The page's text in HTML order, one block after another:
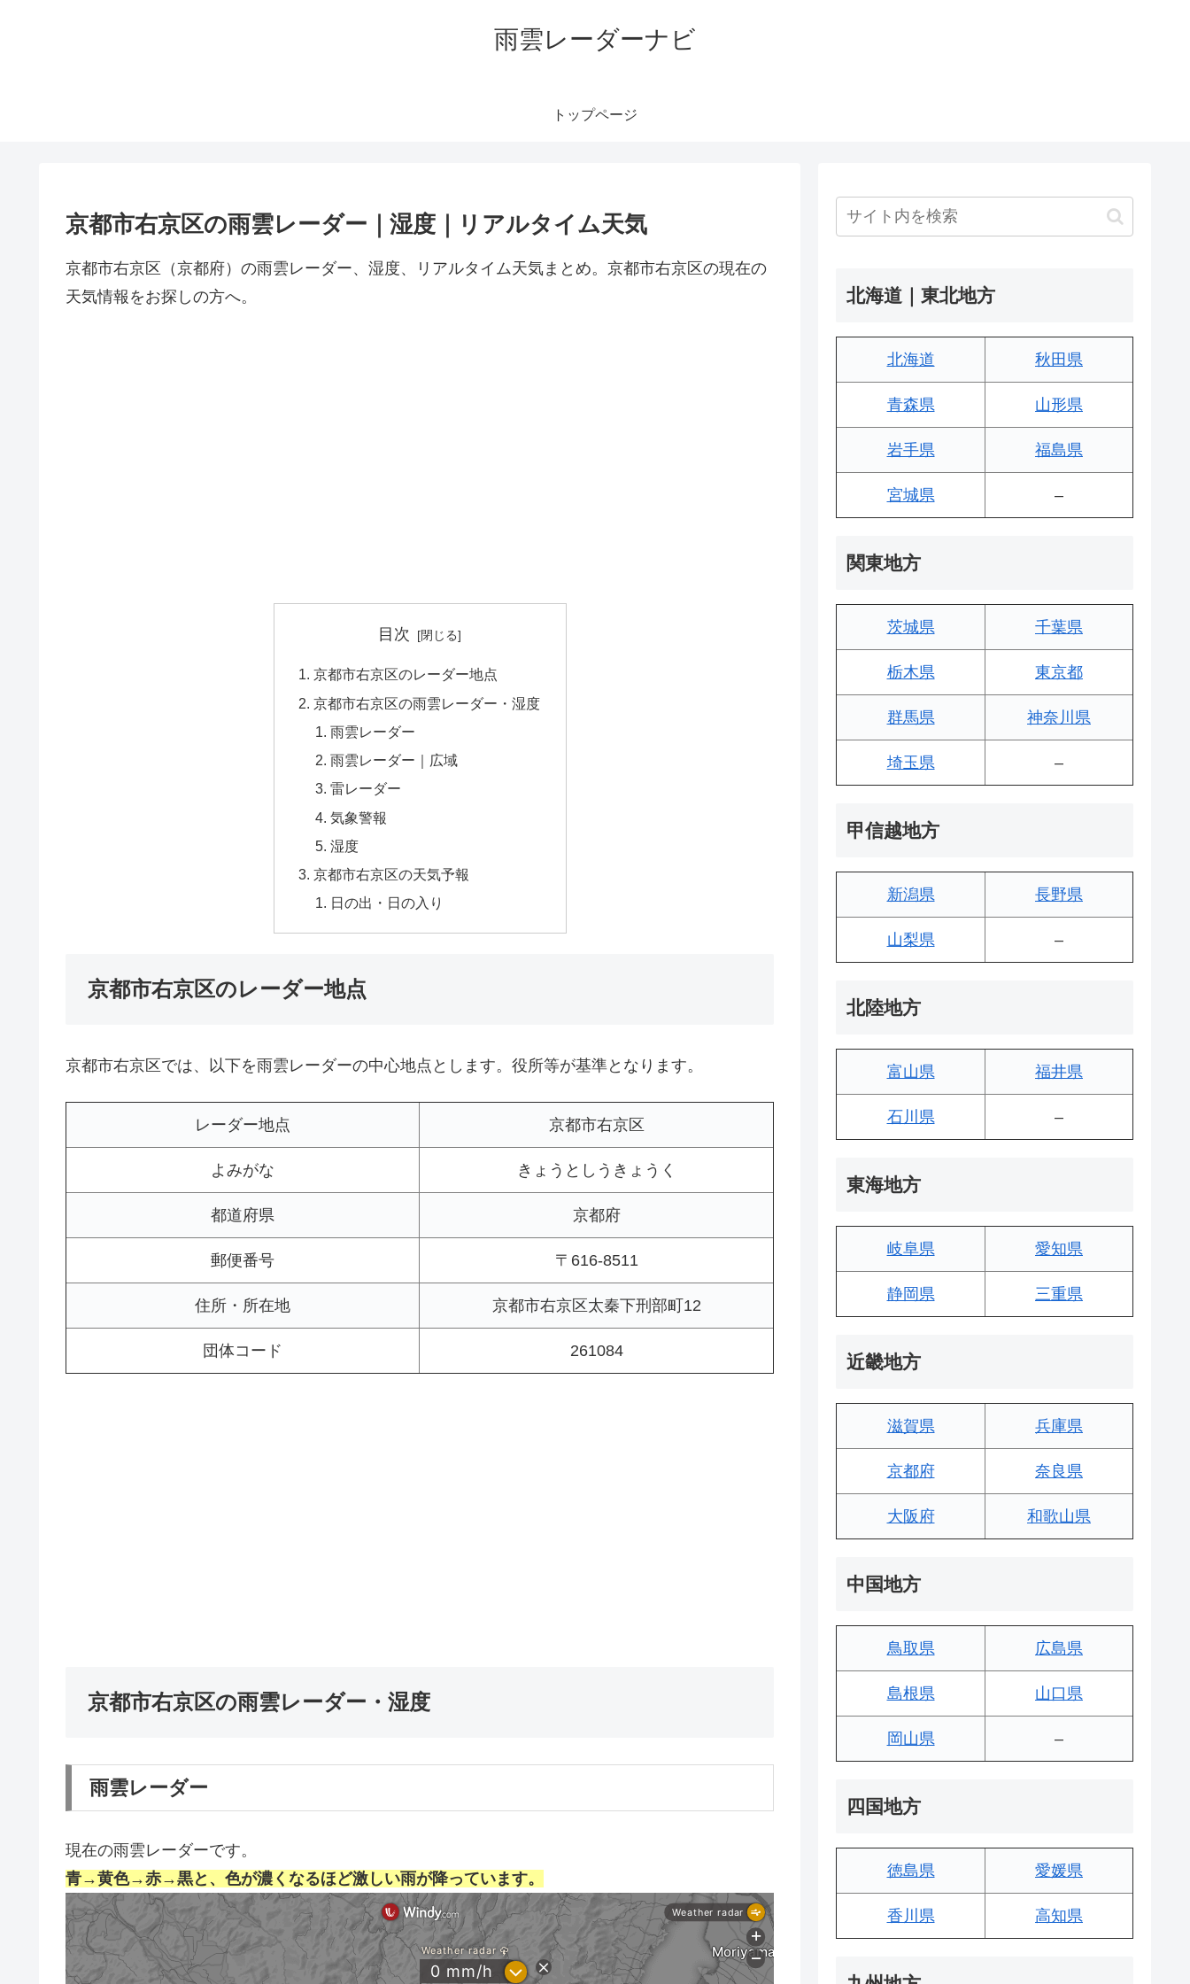
雨雲レーダーナビ
トップページ
京都市右京区の雨雲レーダー｜湿度｜リアルタイム天気
京都市右京区（京都府）の雨雲レーダー、湿度、リアルタイム天気まとめ。京都市右京区の現在の
天気情報をお探しの方へ。
目次
京都市右京区のレーダー地点
京都市右京区の雨雲レーダー・湿度
雨雲レーダー
雨雲レーダー｜広域
雷レーダー
気象警報
湿度
京都市右京区の天気予報
日の出・日の入り
京都市右京区のレーダー地点
京都市右京区では、以下を雨雲レーダーの中心地点とします。役所等が基準となります。
レーダー地点 京都市右京区
よみがな きょうとしうきょうく
都道府県 京都府
郵便番号 〒616-8511
住所・所在地 京都市右京区太秦下刑部町12
団体コード 261084
京都市右京区の雨雲レーダー・湿度
雨雲レーダー
現在の雨雲レーダーです。
青→黄色→赤→黒と、色が濃くなるほど激しい雨が降っています。
北海道｜東北地方
北海道 秋田県
青森県 山形県
岩手県 福島県
宮城県 –
関東地方
茨城県 千葉県
栃木県 東京都
群馬県 神奈川県
埼玉県 –
甲信越地方
新潟県 長野県
山梨県 –
北陸地方
富山県 福井県
石川県 –
東海地方
岐阜県 愛知県
静岡県 三重県
近畿地方
滋賀県 兵庫県
京都府 奈良県
大阪府 和歌山県
中国地方
鳥取県 広島県
島根県 山口県
岡山県 –
四国地方
徳島県 愛媛県
香川県 高知県